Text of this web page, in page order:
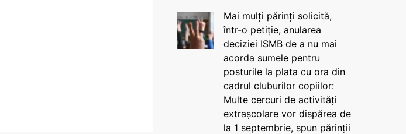
Mai mulți părinți solicită,
într-o petiție, anularea
deciziei ISMB de a nu mai
acorda sumele pentru
posturile la plata cu ora din
cadrul cluburilor copiilor:
Multe cercuri de activități
extrașcolare vor dispărea de
la 1 septembrie, spun părinții